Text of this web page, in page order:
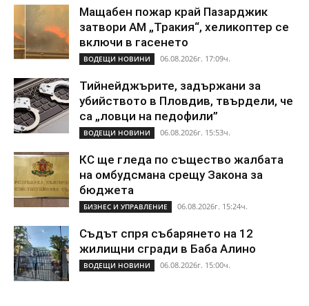
Мащабен пожар край Пазарджик
затвори АМ „Тракия“, хеликоптер се
включи в гасенето
ВОДЕЩИ НОВИНИ 06.08.2026г. 17:09ч.
Тийнейджърите, задържани за
убийството в Пловдив, твърдели, че
са „ловци на педофили”
ВОДЕЩИ НОВИНИ 06.08.2026г. 15:53ч.
КС ще гледа по същество жалбата
на омбудсмана срещу Закона за
бюджета
БИЗНЕС И УПРАВЛЕНИЕ 06.08.2026г. 15:24ч.
Съдът спря събарянето на 12
жилищни сгради в Баба Алино
ВОДЕЩИ НОВИНИ 06.08.2026г. 15:00ч.